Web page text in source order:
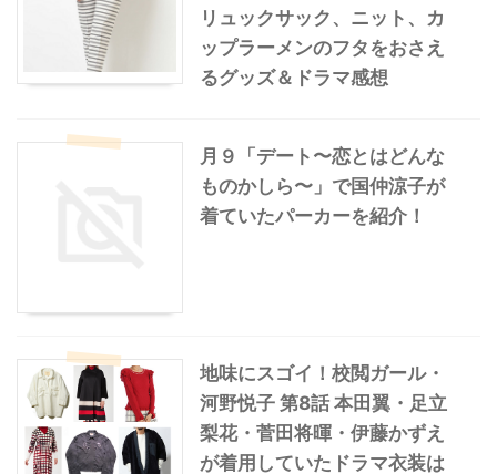
リュックサック、ニット、カ
ップラーメンのフタをおさえ
るグッズ＆ドラマ感想
月９「デート〜恋とはどんな
ものかしら〜」で国仲涼子が
着ていたパーカーを紹介！
地味にスゴイ！校閲ガール・
河野悦子 第8話 本田翼・足立
梨花・菅田将暉・伊藤かずえ
が着用していたドラマ衣装は